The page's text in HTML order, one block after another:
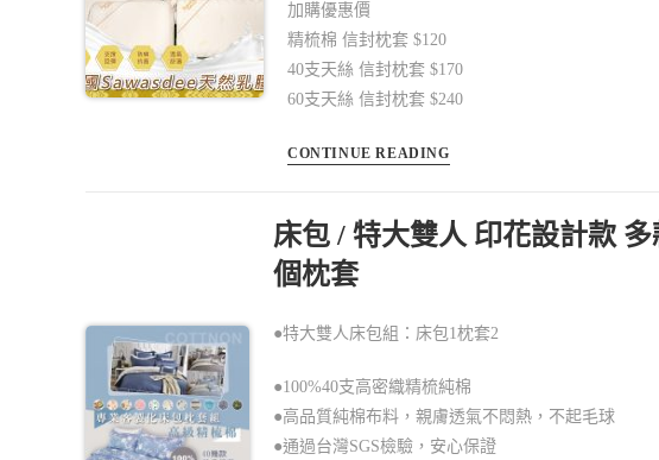
加購優惠價
精梳棉 信封枕套 $120
40支天絲 信封枕套 $170
60支天絲 信封枕套 $240
CONTINUE READING
床包 / 特大雙人 印花設計款
個枕套
●特大雙人床包組：床包1枕套2
●100%40支高密織精梳純棉
●高品質純棉布料，親膚透氣不悶熱，不起毛球
●通過台灣SGS檢驗，安心保證